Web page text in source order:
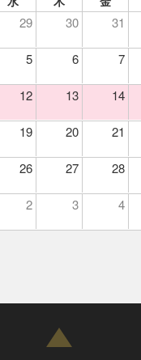
29 30 31
5 6 7
12 13 14
19 20 21
26 27 28
2 3 4